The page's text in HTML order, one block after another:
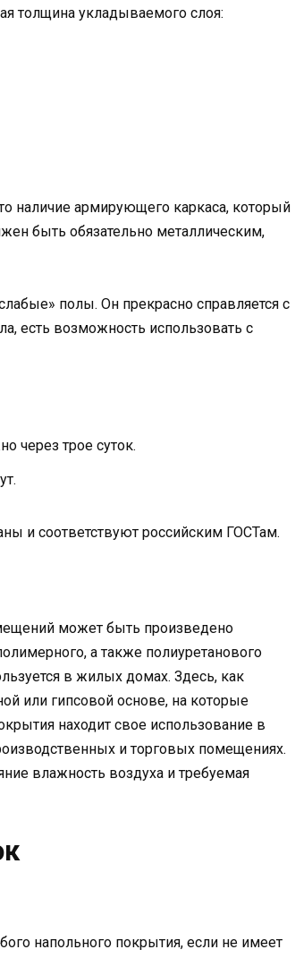
толщина укладываемого слоя:
наличие армирующего каркаса, который
быть обязательно металлическим,
полы. Он прекрасно справляется с
есть возможность использовать с
через трое суток.
и соответствуют российским ГОСТам.
может быть произведено
а также полиуретанового
в жилых домах. Здесь, как
или гипсовой основе, на которые
находит свое использование в
и торговых помещениях.
влажность воздуха и требуемая
напольного покрытия, если не имеет